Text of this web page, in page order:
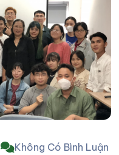
Không Có Bình Luận